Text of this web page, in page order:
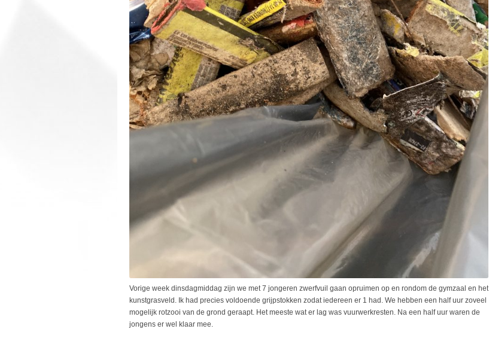
Vorige week dinsdagmiddag zijn we met 7 jongeren zwerfvuil gaan opruimen op en rondom de gymzaal en het
kunstgrasveld. Ik had precies voldoende grijpstokken zodat iedereen er 1 had. We hebben een half uur zoveel
mogelijk rotzooi van de grond geraapt. Het meeste wat er lag was vuurwerkresten. Na een half uur waren de
jongens er wel klaar mee.